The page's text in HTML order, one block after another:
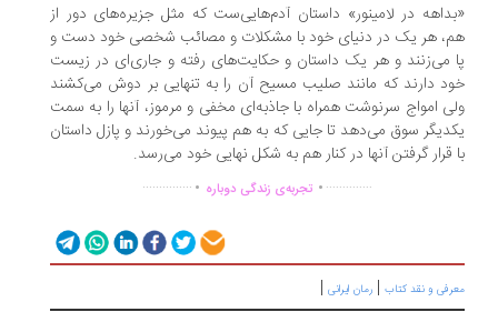
در لامینور» داستان آدم‌هایی‌ست که مثل جزیره‌های دور از
هر یک در دنیای خود با مشکلات و مصائب شخصی خود دست و
می‌زنند و هر یک داستان و حکایت‌های رفته و جاری‌ا‌ی در زیست
دارند که مانند صلیب مسیح آن را به تنهایی بر دوش می‌کشند
امواج سرنوشت همراه با جاذبه‌ای مخفی و مرموز، آنها را به سمت
سوق می‌دهد تا جایی که به هم پیوند می‌خورند و پازل داستان
قرار گرفتن آنها در کنار هم به شکل نهایی خود می‌رسد.
................تجربه‌ی زندگی دوباره ...............
و نقد کتاب|رمان ایرانی|